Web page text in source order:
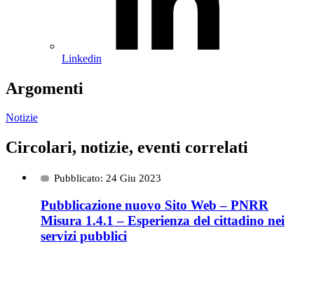
Linkedin
Argomenti
Notizie
Circolari, notizie, eventi correlati
Pubblicato: 24 Giu 2023
Pubblicazione nuovo Sito Web – PNRR
Misura 1.4.1 – Esperienza del cittadino nei
servizi pubblici